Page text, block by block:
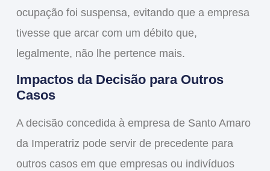
ocupação foi suspensa, evitando que a empresa
tivesse que arcar com um débito que,
legalmente, não lhe pertence mais.
Impactos da Decisão para Outros
Casos
A decisão concedida à empresa de Santo Amaro
da Imperatriz pode servir de precedente para
outros casos em que empresas ou indivíduos